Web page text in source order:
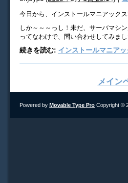
今日から、インストールマニアック
しか～～～っし！未だ、サーバマシ
ってなわけで、問い合わせしてみま
続きを読む: インストールマニア
メイン
Powered by Movable Type Pro Copyright ©